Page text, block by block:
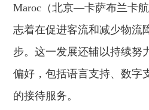
Maroc（北京—卡萨布兰卡
志着在促进客流和减少物流
步。这一发展还辅以持续努
偏好，包括语言支持、数字
的接待服务。